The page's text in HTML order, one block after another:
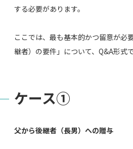
する必要があります。
ここでは、最も基本的かつ留意が必
継者）の要件」について、Q&A形式
ケース①
父から後継者（長男）への贈与